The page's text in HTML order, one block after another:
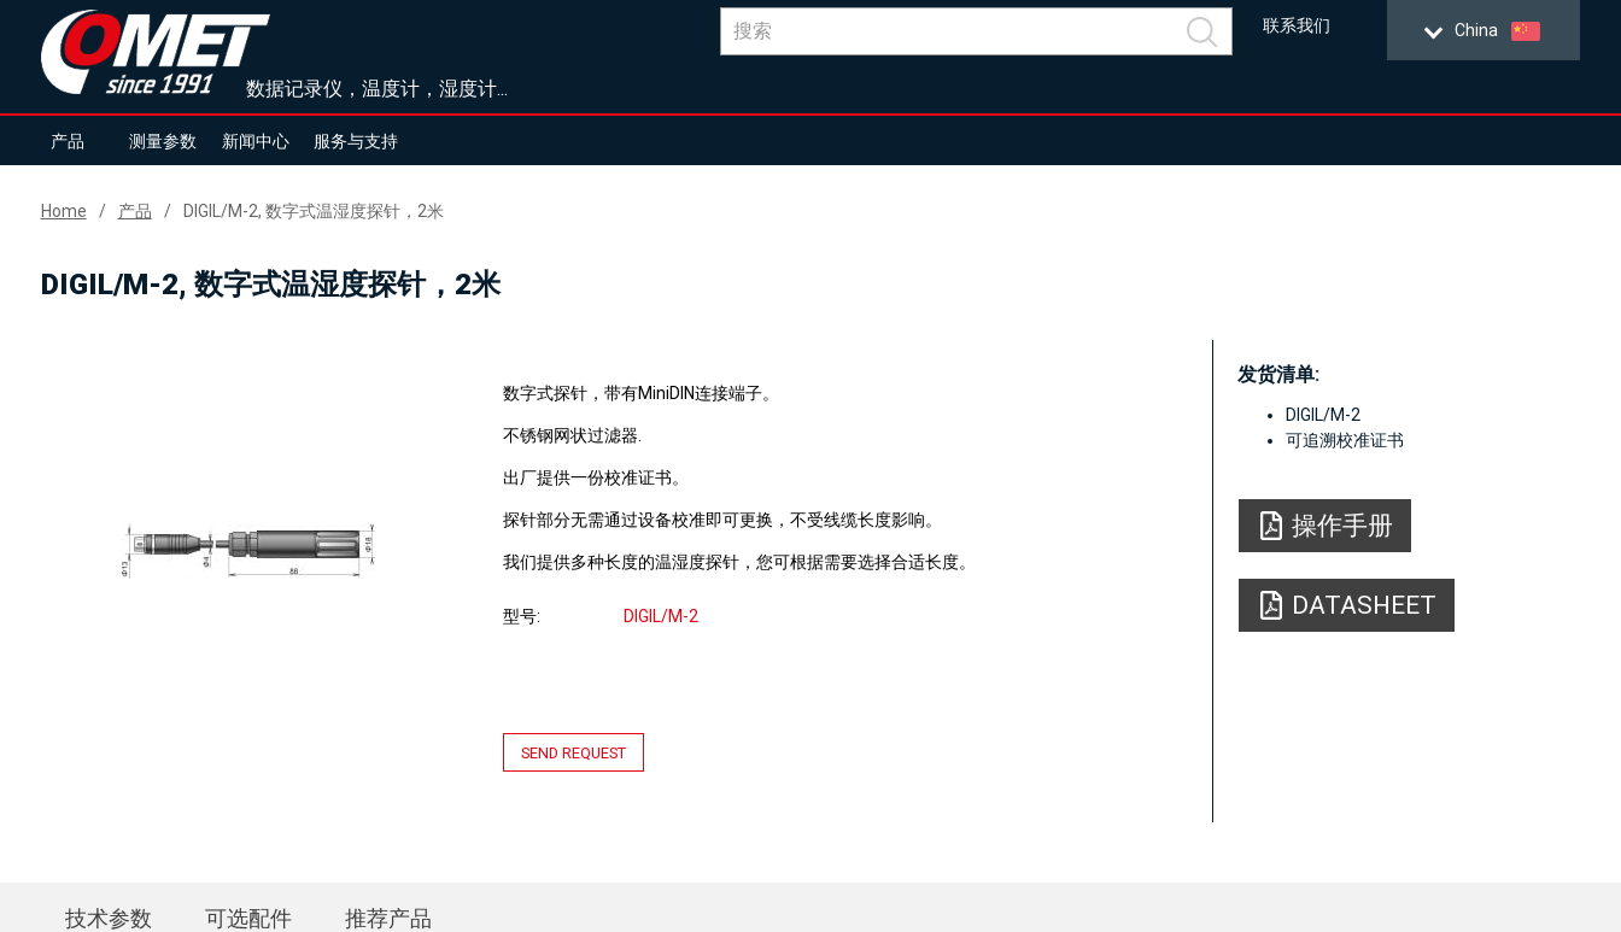
数据记录仪，温度计，湿度计...
China
联系我们
产品 测量参数 新闻中心 服务与支持
Home 产品 DIGIL/M-2, 数字式温湿度探针，2米
DIGIL/M-2, 数字式温湿度探针，2米
数字式探针，带有MiniDIN连接端子。
不锈钢网状过滤器.
出厂提供一份校准证书。
探针部分无需通过设备校准即可更换，不受线缆长度影响。
我们提供多种长度的温湿度探针，您可根据需要选择合适长度。
型号 DIGIL/M-2
SEND REQUEST
发货清单:
DIGIL/M-2
可追溯校准证书
操作手册
DATASHEET
技术参数 可选配件 推荐产品